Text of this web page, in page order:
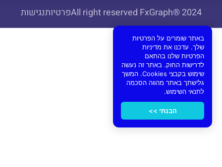
All right reserved FxGraph® 2024פרטיותנגישות
באתר שומרים על הפרטיות
שלך. עדכנו את מדיניות
הפרטיות שלנו בהתאם
לדרישות החוק. באתר זה נעשה
שימוש בקבצי Cookies. המשך
גלישתך באתר מהווה הסכמה
לתנאי השימוש.
הבנתי >>